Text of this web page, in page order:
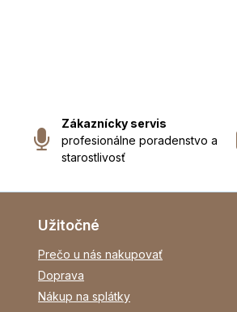
Zákaznícky servis
profesionálne poradenstvo a
starostlivosť
Užitočné
Prečo u nás nakupovať
Doprava
Nákup na splátky